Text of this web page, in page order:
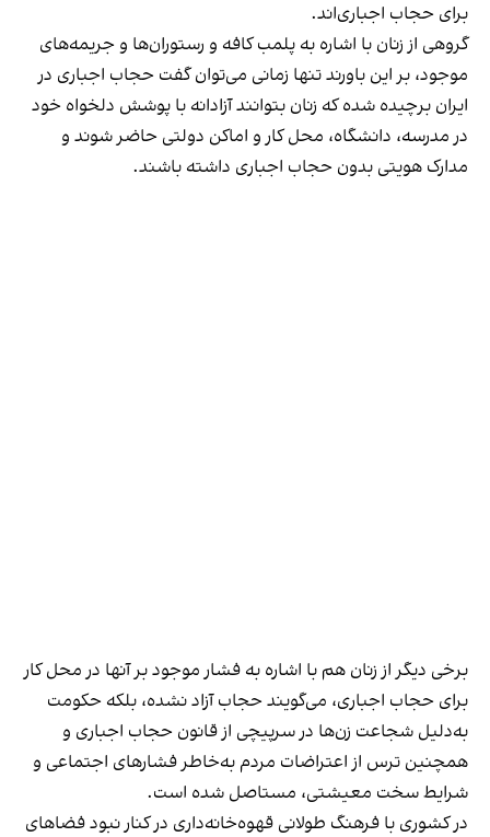
برای حجاب اجباری‌اند.
گروهی از زنان با اشاره به پلمب کافه و رستوران‌ها و جریمه‌های
موجود، بر این باورند تنها زمانی می‌توان گفت حجاب اجباری در
ایران برچیده شده که زنان بتوانند آزادانه با پوشش دلخواه خود
در مدرسه، دانشگاه، محل کار و اماکن دولتی حاضر شوند و
مدارک هویتی بدون حجاب اجباری داشته باشند.
برخی دیگر از زنان هم با اشاره به فشار موجود بر آنها در محل کار
برای حجاب اجباری، می‌گویند حجاب آزاد نشده، بلکه حکومت
به‌دلیل شجاعت زن‌ها در سرپیچی از قانون حجاب اجباری و
همچنین ترس از اعتراضات مردم به‌خاطر فشارهای اجتماعی و
شرایط سخت معیشتی، مستاصل شده است.
در کشوری با فرهنگ طولانی قهوه‌‌خانه‌داری در کنار نبود فضاهای